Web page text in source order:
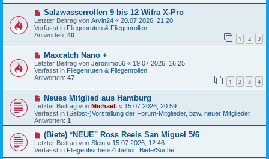
t
a
g
B
e
i
t
a
g
N
e
u
e
B
i
t
r
g
Salzwasserrollen 9 bis 12 Wifra X-Pro
Letzter Beitrag von Arvin24 « 20.07.2026, 21:20
Verfasst in Fliegenruten & Fliegenrollen
Antworten: 40 1 2 3
N
e
u
e
r
B
e
i
t
r
a
g
Maxcatch Nano +
Letzter Beitrag von Jeronimo66 « 19.07.2026, 16:25
Verfasst in Fliegenruten & Fliegenrollen
Antworten: 47 1 2 3 4
N
e
u
e
r
B
e
i
t
Neues Mitglied aus Hamburg
Letzter Beitrag von Michael. « 15.07.2026, 20:59
Verfasst in (Selbst-)Vorstellung der Forum-Mitglieder, bzw. neuer Mitglieder
Antworten: 1
N
e
u
e
(Biete) *NEUE" Ross Reels San Miguel 5/6
Letzter Beitrag von Slein « 15.07.2026, 12:46
Verfasst in Fliegenfischen-Zubehör: Biete/Suche